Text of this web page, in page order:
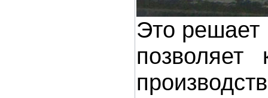
Это решает